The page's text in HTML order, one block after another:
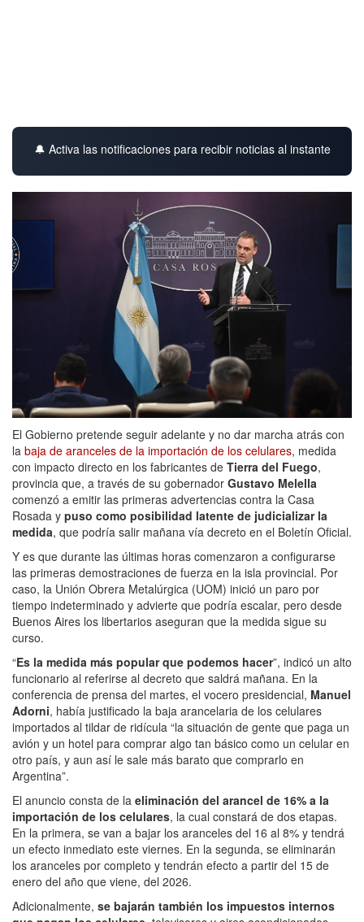
🔔 Activa las notificaciones para recibir noticias al instante
El Gobierno pretende seguir adelante y no dar marcha atrás con
la baja de aranceles de la importación de los celulares, medida
con impacto directo en los fabricantes de Tierra del Fuego,
provincia que, a través de su gobernador Gustavo Melella
comenzó a emitir las primeras advertencias contra la Casa
Rosada y puso como posibilidad latente de judicializar la
medida, que podría salir mañana vía decreto en el Boletín Oficial.
Y es que durante las últimas horas comenzaron a configurarse
las primeras demostraciones de fuerza en la isla provincial. Por
caso, la Unión Obrera Metalúrgica (UOM) inició un paro por
tiempo indeterminado y advierte que podría escalar, pero desde
Buenos Aires los libertarios aseguran que la medida sigue su
curso.
“Es la medida más popular que podemos hacer”, indicó un alto
funcionario al referirse al decreto que saldrá mañana. En la
conferencia de prensa del martes, el vocero presidencial, Manuel
Adorni, había justificado la baja arancelaria de los celulares
importados al tildar de ridícula “la situación de gente que paga un
avión y un hotel para comprar algo tan básico como un celular en
otro país, y aun así le sale más barato que comprarlo en
Argentina”.
El anuncio consta de la eliminación del arancel de 16% a la
importación de los celulares, la cual constará de dos etapas.
En la primera, se van a bajar los aranceles del 16 al 8% y tendrá
un efecto inmediato este viernes. En la segunda, se eliminarán
los aranceles por completo y tendrán efecto a partir del 15 de
enero del año que viene, del 2026.
Adicionalmente, se bajarán también los impuestos internos